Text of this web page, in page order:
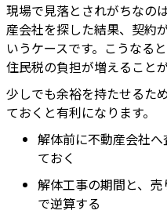
現場で見落とされがちなの
産会社を探した結果、契約
いうケースです。こうなる
住民税の負担が増えること
少しでも余裕を持たせるた
ておくと有利になります。
解体前に不動産会社
ておく
解体工事の期間と、
で逆算する